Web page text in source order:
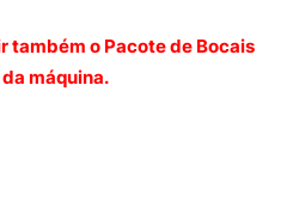
também o Pacote de Bocais
máquina.